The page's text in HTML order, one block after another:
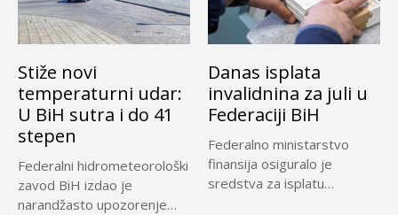
Stiže novi
temperaturni udar:
U BiH sutra i do 41
stepen
Federalni hidrometeorološki
zavod BiH izdao je
narandžasto upozorenje
Danas isplata
invalidnina za juli u
Federaciji BiH
Federalno ministarstvo
finansija osiguralo je
sredstva za isplatu